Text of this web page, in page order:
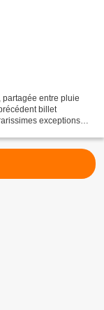
partagée entre pluie
billet
exceptions